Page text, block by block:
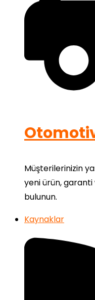
Müşterilerinizin
yeni ürün,
bulunun.
Kaynaklar